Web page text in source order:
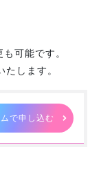
可能です。
します。
で申し込む